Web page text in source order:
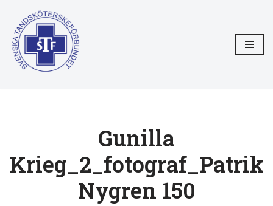
Hoppa
till
innehåll
Gunilla
Krieg_2_fotograf_Patrik
Nygren 150